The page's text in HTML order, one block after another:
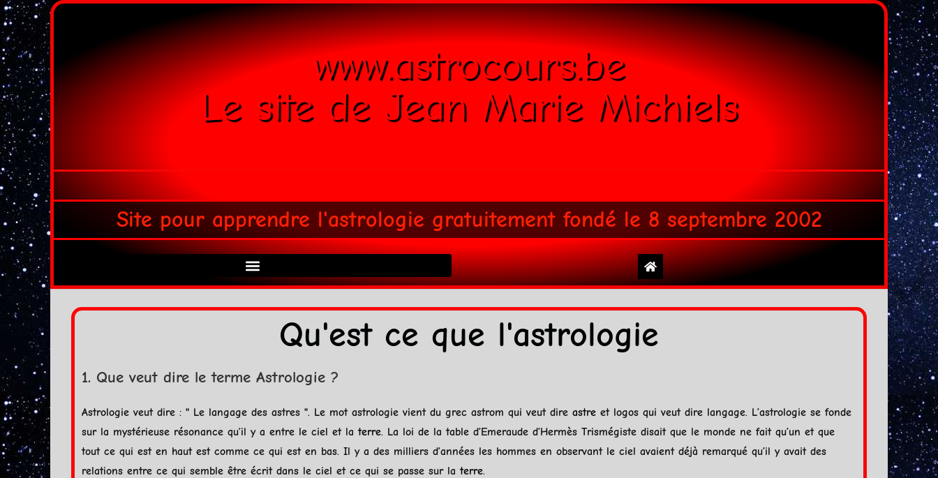
www.astrocours.be
Le site de Jean Marie Michiels
Site pour apprendre l'astrologie gratuitement fondé le 8 septembre 2002
Qu'est ce que l'astrologie
1. Que veut dire le terme Astrologie ?
Astrologie veut dire : " Le langage des astres ". Le mot astrologie vient du grec astrom qui veut dire astre et logos qui veut dire langage. L’astrologie se fonde
sur la mystérieuse résonance qu’il y a entre le ciel et laterre. La loi de la table d’Emeraude d’Hermès Trismégiste disait que le monde ne fait qu’un et que
tout ce qui est en haut est comme ce qui est en bas. Il y a des milliers d’années les hommes en observant le ciel avaient déjà remarqué qu’il y avait des
relations entre ce qui semble être écrit dans le ciel et ce qui se passe sur laterre.